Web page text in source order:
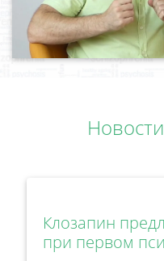
Клозапин
при первом